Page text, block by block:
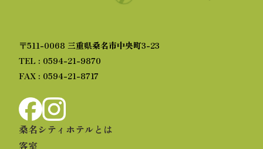
〒511-0068 三重県桑名市中央町3-23
TEL : 0594-21-9870
FAX : 0594-21-8717
桑名シティホテルとは
客室